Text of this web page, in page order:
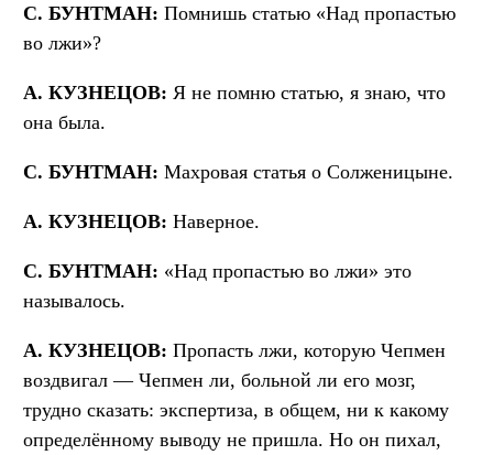
С. БУНТМАН: Помнишь статью «Над пропастью
во лжи»?
А. КУЗНЕЦОВ: Я не помню статью, я знаю, что
она была.
С. БУНТМАН: Махровая статья о Солженицыне.
А. КУЗНЕЦОВ: Наверное.
С. БУНТМАН: «Над пропастью во лжи» это
называлось.
А. КУЗНЕЦОВ: Пропасть лжи, которую Чепмен
воздвигал — Чепмен ли, больной ли его мозг,
трудно сказать: экспертиза, в общем, ни к какому
определённому выводу не пришла. Но он пихал,